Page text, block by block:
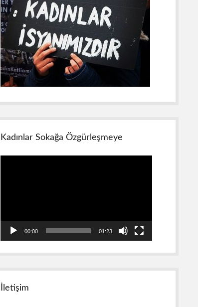
Kadınlar Sokağa Özgürleşmeye
00:00 01:23
İletişim